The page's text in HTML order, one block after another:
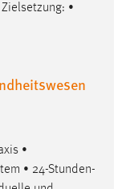
•
•
• 24-Stunden-